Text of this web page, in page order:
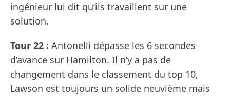
ingénieur lui dit qu’ils travaillent sur une
solution.
Tour 22 : Antonelli dépasse les 6 secondes
d’avance sur Hamilton. Il n’y a pas de
changement dans le classement du top 10,
Lawson est toujours un solide neuvième mais